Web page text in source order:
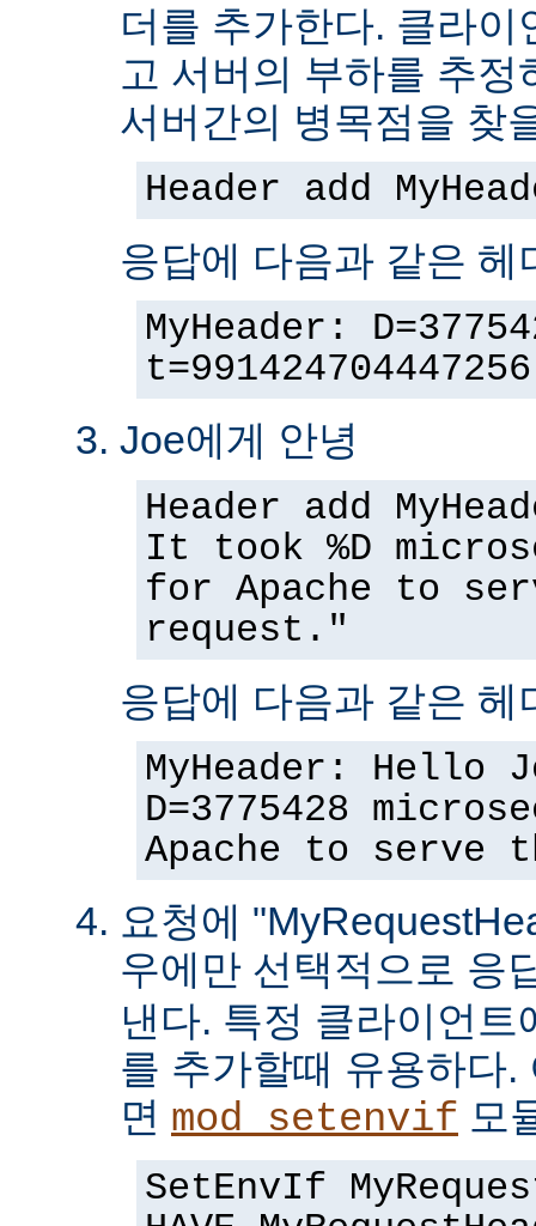
더를 추가한다. 클라
고 서버의 부하를 추
서버간의 병목점을 찾
Header add
응답에 다음과 같은 헤
MyHeader:
t=991424704447256
Joe에게 안녕
Header add
It took %D
for Apache to
request."
응답에 다음과 같은 헤
MyHeader: Hello
D=3775428
Apache to serve
요청에
우에만 선택적으로 응
낸다. 특정 클라이언
를 추가할때 유용하다.
면 mod_setenvif 모
SetEnvIf